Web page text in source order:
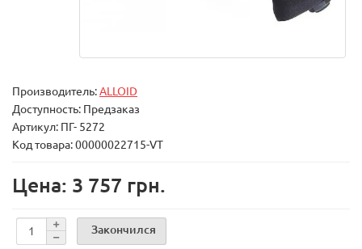
Производитель:ALLOID
Доступность: Предзаказ
Артикул: ПГ- 5272
Код товара: 00000022715-VT
Цена: 3 757 грн.
Закончился